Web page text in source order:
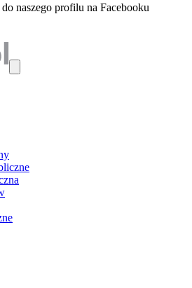
się w nowej karcie
naszego profilu na Facebooku